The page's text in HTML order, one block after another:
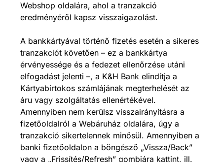
Webshop oldalára, ahol a tranzakció
eredményéről kapsz visszaigazolást.
A bankkártyával történő fizetés esetén a sikeres
tranzakciót követően – ez a bankkártya
érvényessége és a fedezet ellenőrzése utáni
elfogadást jelenti –, a K&H Bank elindítja a
Kártyabirtokos számlájának megterhelését az
áru vagy szolgáltatás ellenértékével.
Amennyiben nem kerülsz visszairányításra a
fizetőoldalról a Webáruház oldalára, úgy a
tranzakció sikertelennek minősül. Amennyiben a
banki fizetőoldalon a böngésző „Vissza/Back”
vagy a „Frissítés/Refresh” gombjára kattint, ill.